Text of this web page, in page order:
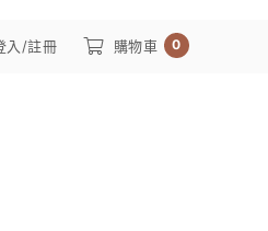
入/註冊 購物車 0